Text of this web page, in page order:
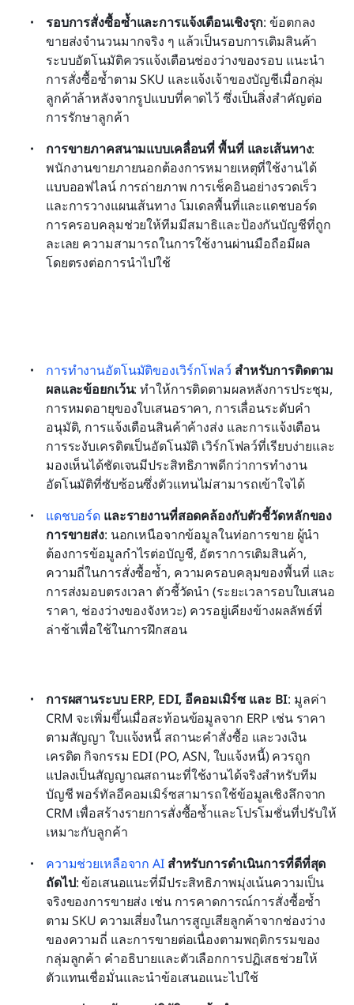
รอบการสั่งซื้อซ้ำและการแจ้งเตือนเชิงรุก: ข้อตกลง
ขายส่งจำนวนมากจริง ๆ แล้วเป็นรอบการเติมสินค้า
ระบบอัตโนมัติควรแจ้งเตือนช่องว่างของรอบ แนะนำ
การสั่งซื้อซ้ำตาม SKU และแจ้งเจ้าของบัญชีเมื่อกลุ่ม
ลูกค้าล้าหลังจากรูปแบบที่คาดไว้ ซึ่งเป็นสิ่งสำคัญต่อ
การรักษาลูกค้า
การขายภาคสนามแบบเคลื่อนที่ พื้นที่ และเส้นทาง:
พนักงานขายภายนอกต้องการหมายเหตุที่ใช้งานได้
แบบออฟไลน์ การถ่ายภาพ การเช็คอินอย่างรวดเร็ว
และการวางแผนเส้นทาง โมเดลพื้นที่และแดชบอร์ด
การครอบคลุมช่วยให้ทีมมีสมาธิและป้องกันบัญชีที่ถูก
ละเลย ความสามารถในการใช้งานผ่านมือถือมีผล
โดยตรงต่อการนำไปใช้
การทำงานอัตโนมัติของเวิร์กโฟลว์ สำหรับการติดตาม
ผลและข้อยกเว้น: ทำให้การติดตามผลหลังการประชุม,
การหมดอายุของใบเสนอราคา, การเลื่อนระดับคำ
อนุมัติ, การแจ้งเตือนสินค้าค้างส่ง และการแจ้งเตือน
การระงับเครดิตเป็นอัตโนมัติ เวิร์กโฟลว์ที่เรียบง่ายและ
มองเห็นได้ชัดเจนมีประสิทธิภาพดีกว่าการทำงาน
อัตโนมัติที่ซับซ้อนซึ่งตัวแทนไม่สามารถเข้าใจได้
แดชบอร์ด และรายงานที่สอดคล้องกับตัวชี้วัดหลักของ
การขายส่ง: นอกเหนือจากข้อมูลในท่อการขาย ผู้นำ
ต้องการข้อมูลกำไรต่อบัญชี, อัตราการเติมสินค้า,
ความถี่ในการสั่งซื้อซ้ำ, ความครอบคลุมของพื้นที่ และ
การส่งมอบตรงเวลา ตัวชี้วัดนำ (ระยะเวลารอบใบเสนอ
ราคา, ช่องว่างของจังหวะ) ควรอยู่เคียงข้างผลลัพธ์ที่
ล่าช้าเพื่อใช้ในการฝึกสอน
การผสานระบบ ERP, EDI, อีคอมเมิร์ซ และ BI: มูลค่า
CRM จะเพิ่มขึ้นเมื่อสะท้อนข้อมูลจาก ERP เช่น ราคา
ตามสัญญา ใบแจ้งหนี้ สถานะคำสั่งซื้อ และวงเงิน
เครดิต กิจกรรม EDI (PO, ASN, ใบแจ้งหนี้) ควรถูก
แปลงเป็นสัญญาณสถานะที่ใช้งานได้จริงสำหรับทีม
บัญชี พอร์ทัลอีคอมเมิร์ซสามารถใช้ข้อมูลเชิงลึกจาก
CRM เพื่อสร้างรายการสั่งซื้อซ้ำและโปรโมชั่นที่ปรับให้
เหมาะกับลูกค้า
ความช่วยเหลือจาก AI สำหรับการดำเนินการที่ดีที่สุด
ถัดไป: ข้อเสนอแนะที่มีประสิทธิภาพมุ่งเน้นความเป็น
จริงของการขายส่ง เช่น การคาดการณ์การสั่งซื้อซ้ำ
ตาม SKU ความเสี่ยงในการสูญเสียลูกค้าจากช่องว่าง
ของความถี่ และการขายต่อเนื่องตามพฤติกรรมของ
กลุ่มลูกค้า คำอธิบายและตัวเลือกการปฏิเสธช่วยให้
ตัวแทนเชื่อมั่นและนำข้อเสนอแนะไปใช้